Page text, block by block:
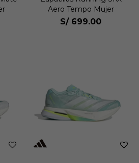
Aero Tempo Mujer
S/ 699.00